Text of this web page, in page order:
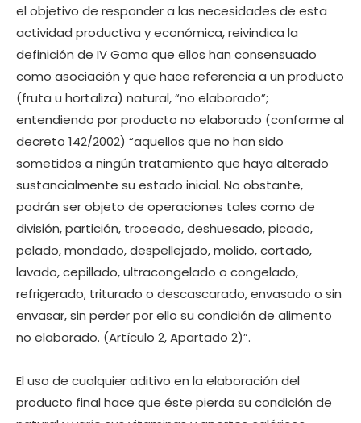
el objetivo de responder a las necesidades de esta
actividad productiva y económica, reivindica la
definición de IV Gama que ellos han consensuado
como asociación y que hace referencia a un producto
(fruta u hortaliza) natural, “no elaborado”;
entendiendo por producto no elaborado (conforme al
decreto 142/2002) “aquellos que no han sido
sometidos a ningún tratamiento que haya alterado
sustancialmente su estado inicial. No obstante,
podrán ser objeto de operaciones tales como de
división, partición, troceado, deshuesado, picado,
pelado, mondado, despellejado, molido, cortado,
lavado, cepillado, ultracongelado o congelado,
refrigerado, triturado o descascarado, envasado o sin
envasar, sin perder por ello su condición de alimento
no elaborado. (Artículo 2, Apartado 2)”.
El uso de cualquier aditivo en la elaboración del
producto final hace que éste pierda su condición de